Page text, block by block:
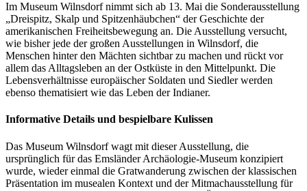
Im Museum Wilnsdorf nimmt sich ab 13. Mai die Sonderausstellung
„Dreispitz, Skalp und Spitzenhäubchen“ der Geschichte der
amerikanischen Freiheitsbewegung an. Die Ausstellung versucht,
wie bisher jede der großen Ausstellungen in Wilnsdorf, die
Menschen hinter den Mächten sichtbar zu machen und rückt vor
allem das Alltagsleben an der Ostküste in den Mittelpunkt. Die
Lebensverhältnisse europäischer Soldaten und Siedler werden
ebenso thematisiert wie das Leben der Indianer.
Informative Details und bespielbare Kulissen
Das Museum Wilnsdorf wagt mit dieser Ausstellung, die
ursprünglich für das Emsländer Archäologie-Museum konzipiert
wurde, wieder einmal die Gratwanderung zwischen der klassischen
Präsentation im musealen Kontext und der Mitmachausstellung für